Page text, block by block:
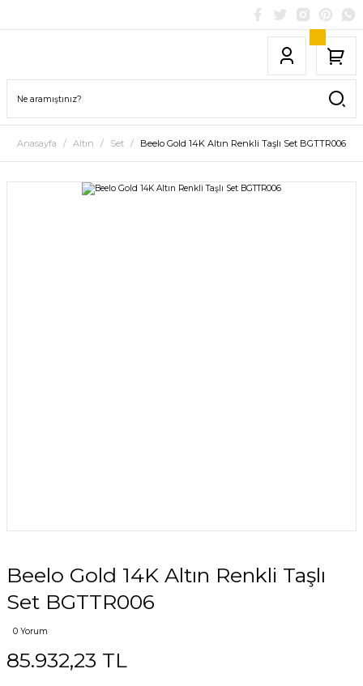
Anasayfa Altın Set Beelo Gold 14K Altın Renkli Taşlı Set BGTTR006
Beelo Gold 14K Altın Renkli Taşlı
Set BGTTR006
0 Yorum
85.932,23 TL